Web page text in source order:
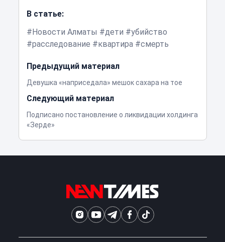
В статье:
Новости Алматы
дети
убийство
расследование
квартира смерть
Предыдущий материал
Девушка «наприседала» мешок сахара на тое
Следующий материал
Подписано постановление о ликвидации холдинга
«Зерде»